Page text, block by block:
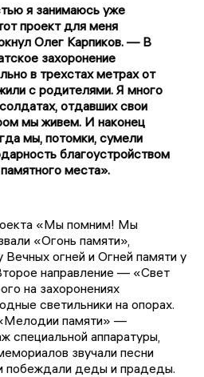
я занимаюсь уже
проект для меня
Олег Карпиков. — В
захоронение
в трехстах метрах от
с родителями. Я много
отдавших свои
мы живем. И наконец
мы, потомки, сумели
благоустройством
места».
«Мы помним! Мы
«Огонь памяти»,
Вечных огней и Огней памяти у
направление — «Свет
на захоронениях
светильники на опорах.
памяти» —
специальной аппаратуры,
звучали песни
побеждали деды и прадеды.